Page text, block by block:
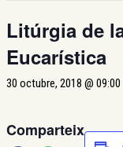
Litúrgia de
Eucarística
30 octubre, 2018 @ 09:00
Comparteix